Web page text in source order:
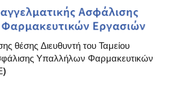
θέσης Διευθυντή του Ταμείου
Υπαλλήλων Φαρμακευτικών